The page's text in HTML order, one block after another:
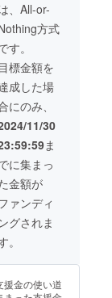
、All-or-
方式
す。
目標金額を
成した場
にのみ、
11/30
ま
に集まっ
金額が
ァンディ
ングされま
。
援金の使い道